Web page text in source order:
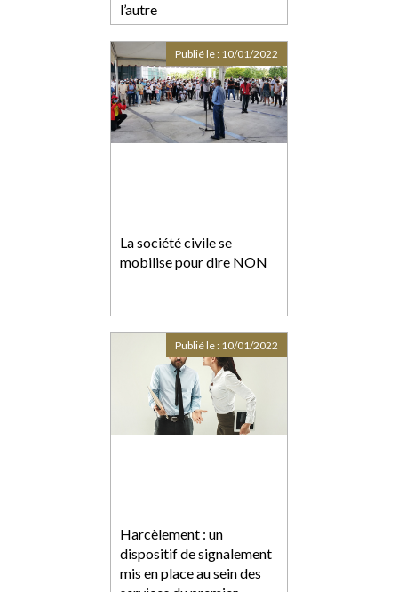
l’autre
La société civile se
mobilise pour dire NON
Publié le : 10/01/2022
Harcèlement : un
dispositif de signalement
mis en place au sein des
Publié le : 10/01/2022